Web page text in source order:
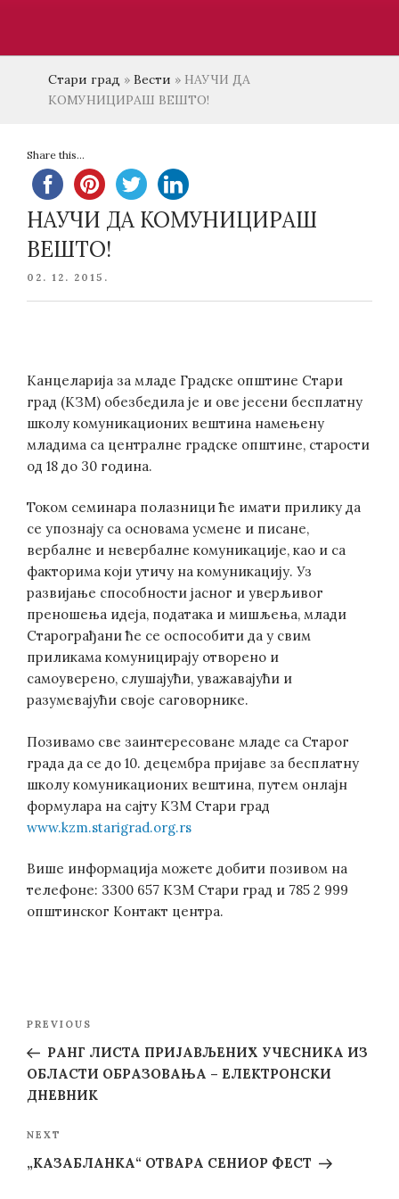
Стари град » Вести » НАУЧИ ДА
КОМУНИЦИРАШ ВЕШТО!
Share this...
НАУЧИ ДА КОМУНИЦИРАШ
ВЕШТО!
POSTED
02. 12. 2015.
Канцеларија за младе Градске општине Стари
град (КЗМ) обезбедила је и ове јесени бесплатну
школу комуникационих вештина намењену
младима са централне градске општине, старости
од 18 до 30 година.
Током семинара полазници ће имати прилику да
се упознају са основама усмене и писане,
вербалне и невербалне комуникације, као и са
факторима који утичу на комуникацију. Уз
развијање способности јасног и уверљивог
преношења идеја, података и мишљења, млади
Старограђани ће се оспособити да у свим
приликама комуницирају отворено и
самоуверено, слушајући, уважавајући и
разумевајући своје саговорнике.
Позивамо све заинтересоване младе са Старог
града да се до 10. децембра пријаве за бесплатну
школу комуникационих вештина, путем онлајн
формулара на сајту КЗМ Стари град
www.kzm.starigrad.org.rs
Више информација можете добити позивом на
телефоне: 3300 657 КЗМ Стари град и 785 2 999
општинског Контакт центра.
Post
Previous
Post
PREVIOUS
РАНГ ЛИСТА ПРИЈАВЉЕНИХ УЧЕСНИКА ИЗ
ОБЛАСТИ ОБРАЗОВАЊА – ЕЛЕКТРОНСКИ
ДНЕВНИК
Next
Post
NEXT
„КАЗАБЛАНКА“ ОТВАРА СЕНИОР ФЕСТ